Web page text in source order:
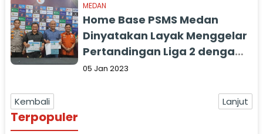
MEDAN
Home Base PSMS Medan
Dinyatakan Layak Menggelar
Pertandingan Liga 2 dengan
Penonton
05 Jan 2023
Kembali Lanjut
Terpopuler